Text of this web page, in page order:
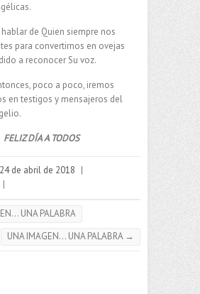
de Quien siempre nos
para convertirnos en ovejas
a reconocer Su voz.
poco a poco, iremos
en testigos y mensajeros del
FELIZ DÍA A TODOS
24 de abril de 2018 |
|
UNA PALABRA
UNA IMAGEN… UNA PALABRA →